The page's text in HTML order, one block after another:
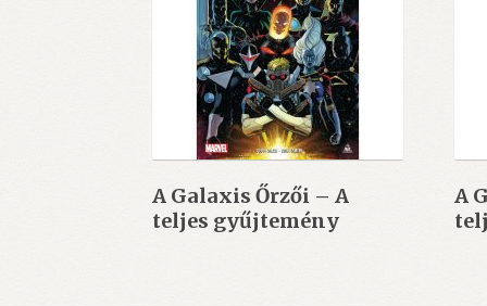
A Galaxis Őrzői – A
teljes gyűjtemény
A